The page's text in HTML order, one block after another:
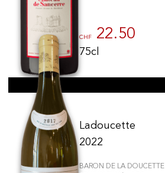
CHF 22.50
75cl
Ladoucette
2022
BARON DE LA DOUCETTE